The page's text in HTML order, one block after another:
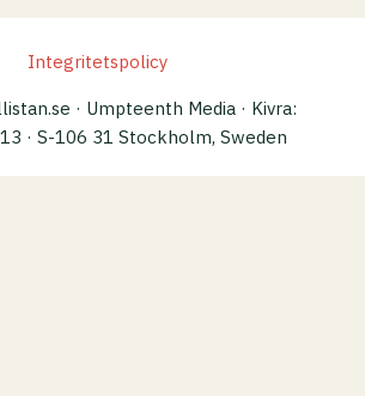
Integritetspolicy
· Umpteenth Media · Kivra:
· S-106 31 Stockholm, Sweden